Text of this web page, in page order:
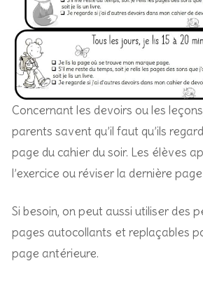
Concernant les devoirs ou les
parents savent qu’il faut qu’ils
page du cahier du soir. Les élèves
l’exercice ou réviser la dernière
Si besoin, on peut aussi utiliser des
pages autocollants et replaçables
page antérieure.